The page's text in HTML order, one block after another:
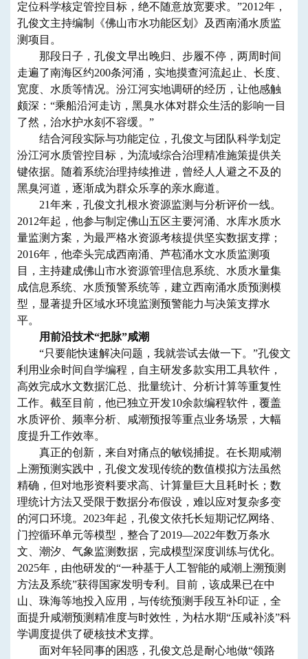
定位科学核定管控目标，绝不随意放宽要求。”2012年，
孔俊文主持编制《佛山市水功能区划》及西南涌水质监
测项目。
那段日子，孔俊文早出晚归、步履不停，两周时间
走遍了南海区约200条河涌，实地摸查河流起止、长度、
宽度、水质等情况。汾江河实地调研的经历，让他感触
颇深：“乘船沿河走访，黑臭水体对群众生活的影响一目
了然，治水护水刻不容缓。”
结合河段实际与功能定位，孔俊文与团队科学划定
汾江河水质管控目标，为流域综合治理精准施策提供关
键依据。随着系统治理持续推进，曾经人人避之不及的
黑臭河道，逐渐成为群众乐享的亲水廊道。
21年来，孔俊文扎根水资源监测与分析评价一线。
2012年起，他参与制定佛山五区主要河涌、水库水质水
量监测方案，为最严格水资源考核提供坚实数据支撑；
2016年，他牵头完成西南涌、芦苞涌水文水质监测项
目，主持建成佛山市水资源管理信息系统、水质水量集
成信息系统、水质预警系统等，建立西南涌水质预测模
型，显著提升区域水环境监测预警能力与决策支撑水
平。
用前沿技术“把脉”咸潮
“只要能快速解决问题，我就尝试去做一下。”孔俊文
利用业余时间自学编程，自主研发多款实用工具软件，
高效完成水文数据汇总、批量统计、分析计算等重复性
工作。截至目前，他已独立开发10余款编程软件，覆盖
水质评价、频率分析、咸潮预报等重点业务场景，大幅
度提升工作效率。
真正的创新，来自对痛点的敏锐捕捉。在长期咸潮
上溯预测实践中，孔俊文发现传统的数值模拟方法虽然
精确，但对地形资料要求高、计算量巨大且耗时长；数
理统计方法又受限于数据分布假设，难以应对复杂多变
的河口环境。2023年起，孔俊文依托长短期记忆网络、
门控循环单元等模型，整合了2019—2022年数万条水
文、潮汐、气象监测数据，完成模型深度训练与优化。
2025年，由他研发的“一种基于人工智能的咸潮上溯预测
方法及系统”获得国家发明专利。目前，该成果已在中
山、珠海等地投入应用，与传统预测手段互补印证，全
面提升咸潮预测精准度与时效性，为枯水期“压咸补淡”科
学调度提供了硬核技术支撑。
面对年轻同事的困惑，孔俊文总是耐心地做“领路